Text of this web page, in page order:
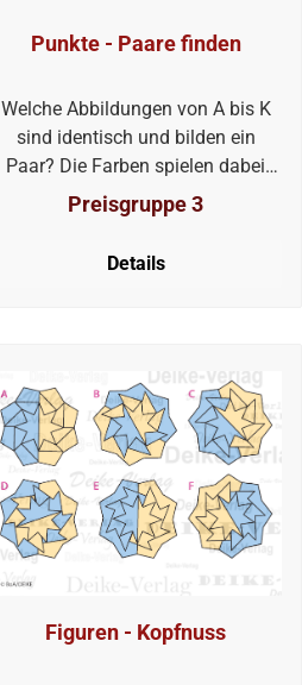
Punkte - Paare finden
Welche Abbildungen von A bis K
sind identisch und bilden ein
Paar? Die Farben spielen dabei
keine Rolle.
Preisgruppe 3
Details
Figuren - Kopfnuss